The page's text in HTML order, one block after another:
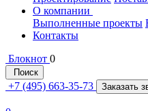
О компании
Выполненные проекты
Контакты
Блокнот 0
Поиск
+7 (495) 663-35-73 Заказать